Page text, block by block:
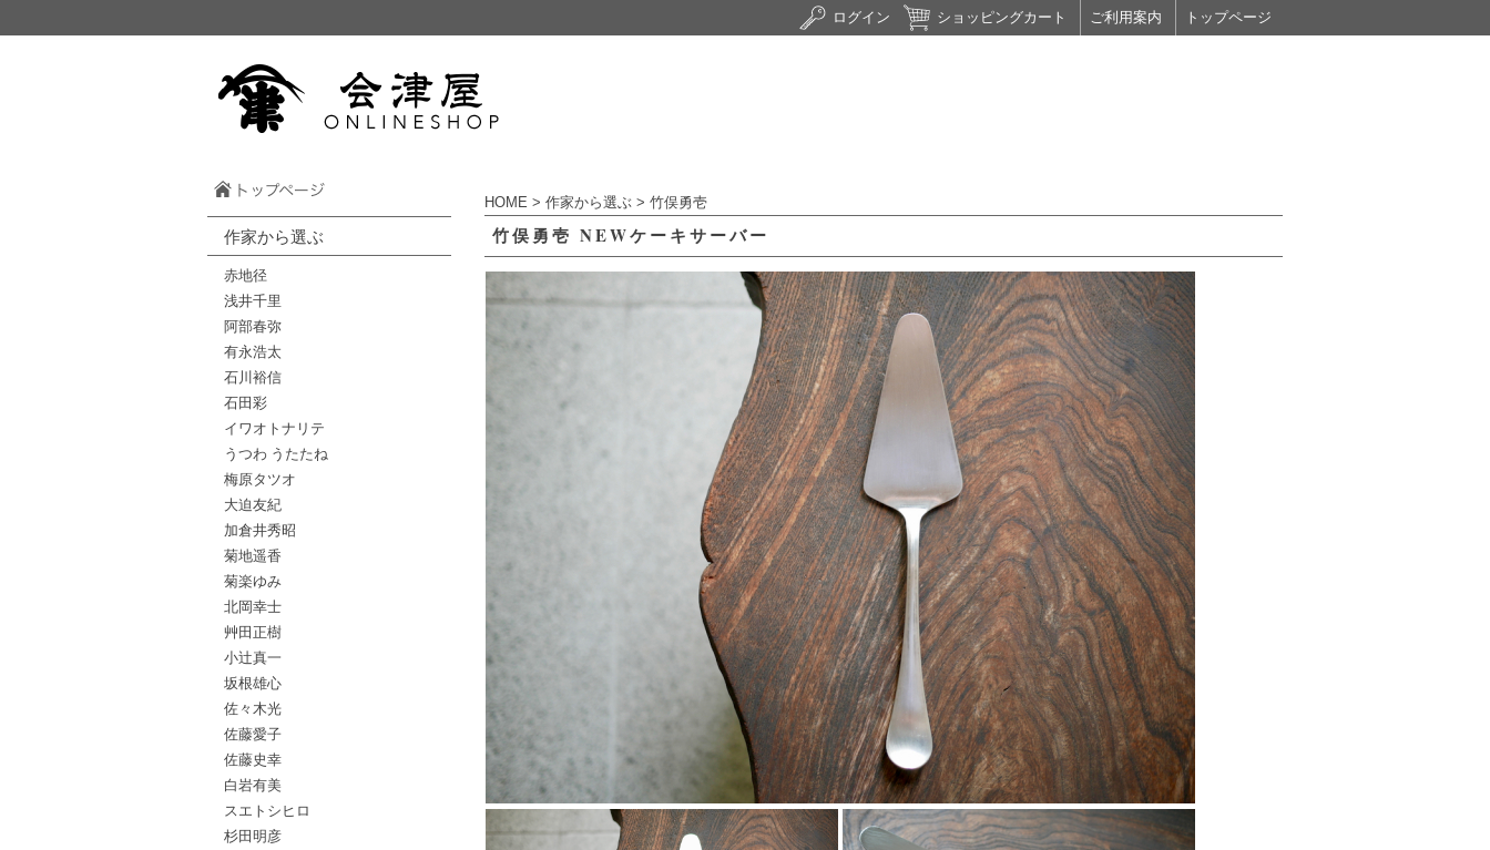
ログイン ショッピングカート ご利用案内 トップページ
作家から選ぶ
赤地径
浅井千里
阿部春弥
有永浩太
石川裕信
石田彩
イワオトナリテ
うつわ うたたね
梅原タツオ
大迫友紀
加倉井秀昭
菊地遥香
菊楽ゆみ
北岡幸士
艸田正樹
小辻真一
坂根雄心
佐々木光
佐藤愛子
佐藤史幸
白岩有美
スエトシヒロ
杉田明彦
HOME > 作家から選ぶ > 竹俣勇壱
竹俣勇壱 NEWケーキサーバー